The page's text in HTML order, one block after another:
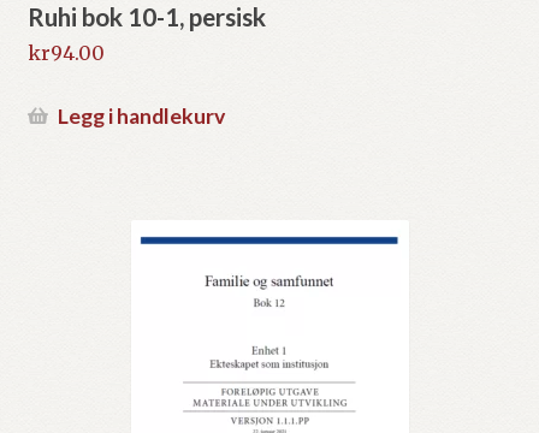
Ruhi bok 10-1, persisk
kr94.00
Legg i handlekurv